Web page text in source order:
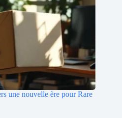
une nouvelle ère pour Rare